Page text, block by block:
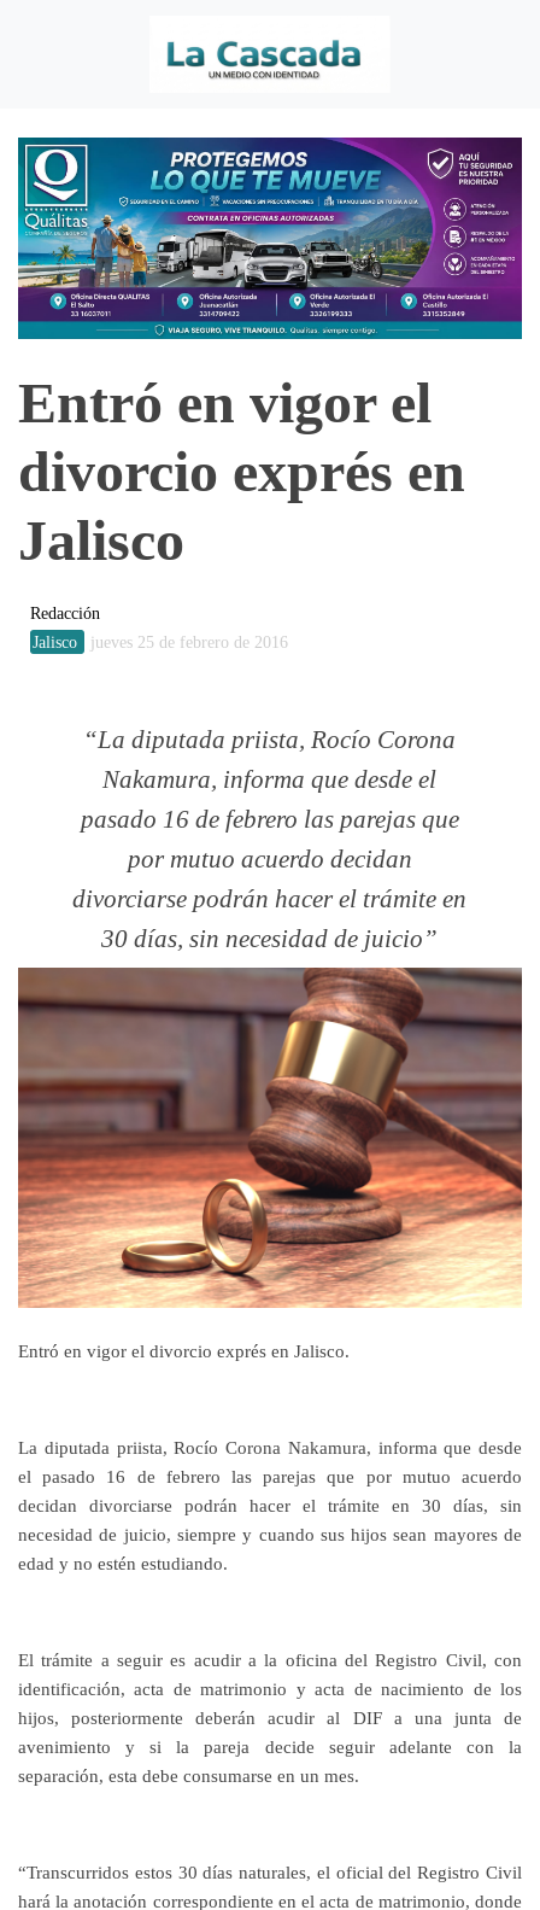
Entró en vigor el
divorcio exprés en
Jalisco
Redacción
Jalisco
jueves 25 de febrero de 2016
La diputada priista, Rocío Corona
Nakamura, informa que desde el
pasado 16 de febrero las parejas que
por mutuo acuerdo decidan
divorciarse podrán hacer el trámite en
30 días, sin necesidad de juicio
Entró en vigor el divorcio exprés en Jalisco.
La diputada priista, Rocío Corona Nakamura, informa que desde
el pasado 16 de febrero las parejas que por mutuo acuerdo
decidan divorciarse podrán hacer el trámite en 30 días, sin
necesidad de juicio, siempre y cuando sus hijos sean mayores de
edad y no estén estudiando.
El trámite a seguir es acudir a la oficina del Registro Civil, con
identificación, acta de matrimonio y acta de nacimiento de los
hijos, posteriormente deberán acudir al DIF a una junta de
avenimiento y si la pareja decide seguir adelante con la
separación, esta debe consumarse en un mes.
“Transcurridos estos 30 días naturales, el oficial del Registro Civil
hará la anotación correspondiente en el acta de matrimonio, donde